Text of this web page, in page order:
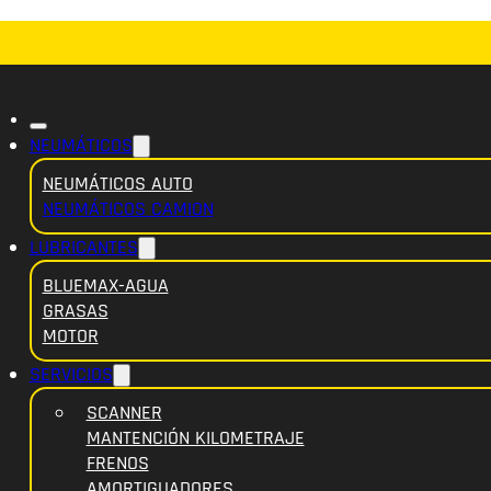
NEUMÁTICOS
NEUMÁTICOS AUTO
NEUMÁTICOS CAMION
LUBRICANTES
BLUEMAX-AGUA
GRASAS
MOTOR
SERVICIOS
SCANNER
MANTENCIÓN KILOMETRAJE
FRENOS